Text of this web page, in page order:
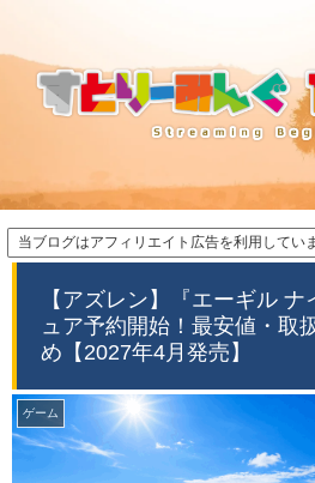
当ブログはアフィリエイト広告を利用してい
【アズレン】『エーギル
ュア予約開始！最安値・取
め【2027年4月発売】
ゲーム